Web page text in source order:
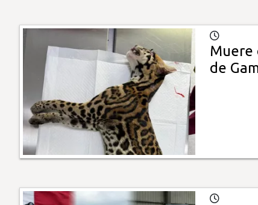
Muere
de